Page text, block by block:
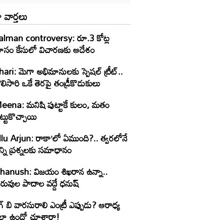
controversy: రూ.3 కోట్ల
కేసులో విచారణకు ఆదేశం
మెగా అభిమానులకు స్పెషల్ ట్రీట్..
ఒకే తెరపై తండ్రీకొడుకులు
మనిషి పుట్టాకే కులం, మతం
Arjun: రాకా’లో ఏముంది?.. త్వరలోనే
ప్రశ్నలకు సమాధానం
విజయం శిఖరాన ఉన్నా..
పాదాల వద్దే ధనుష్‌
బి వారసురాలి ఎంట్రీ ఎప్పుడు? ఆరాధ్య